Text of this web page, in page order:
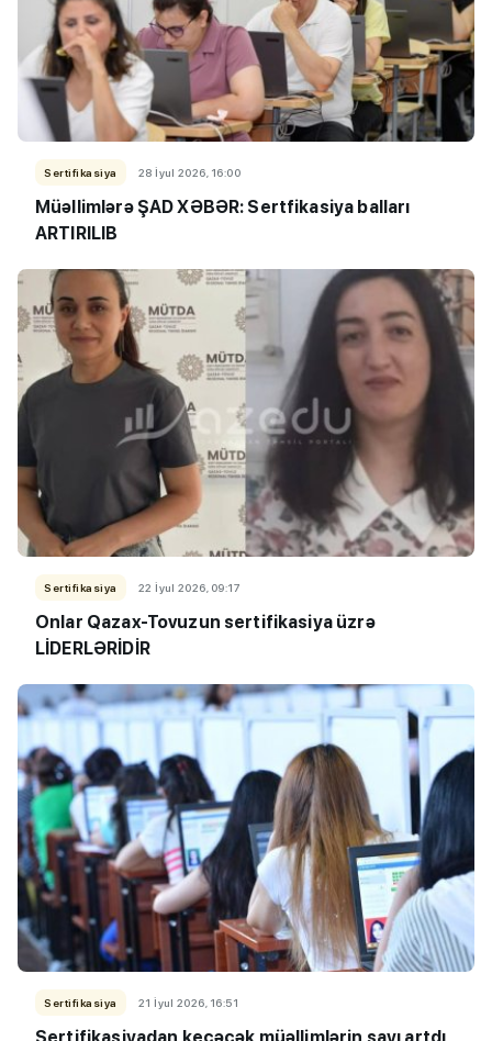
Sertifikasiya 28 İyul 2026, 16:00
Müəllimlərə ŞAD XƏBƏR: Sertfikasiya balları
ARTIRILIB
Sertifikasiya 22 İyul 2026, 09:17
Onlar Qazax-Tovuzun sertifikasiya üzrə
LİDERLƏRİDİR
Sertifikasiya 21 İyul 2026, 16:51